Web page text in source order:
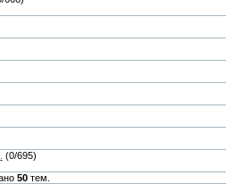
(0/695)
50 тем.